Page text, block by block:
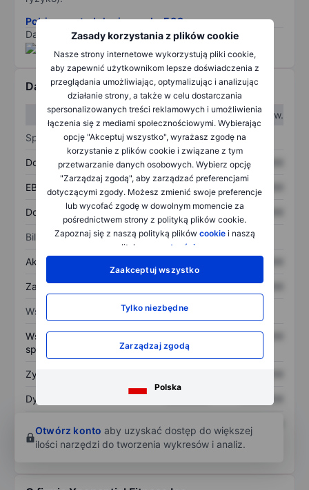
Zasady korzystania z plików cookie
Nasze strony internetowe wykorzystują pliki cookie,
aby zapewnić użytkownikom lepsze doświadczenia z
przeglądania umożliwiając, optymalizując i analizując
działanie strony, a także w celu dostarczania
spersonalizowanych treści reklamowych i umożliwienia
łączenia się z mediami społecznościowymi. Wybierając
opcję "Akceptuj wszystko", wyrażasz zgodę na
korzystanie z plików cookie i związane z tym
przetwarzanie danych osobowych. Wybierz opcję
"Zarządzaj zgodą", aby zarządzać preferencjami
dotyczącymi zgody. Możesz zmienić swoje preferencje
lub wycofać zgodę w dowolnym momencie za
pośrednictwem strony z polityką plików cookie.
Zapoznaj się z naszą polityką plików cookiei naszą
polityką
prywatności
Zaakceptuj wszystko
Tylko niezbędne
Zarządzaj zgodą
Polska
Pobierz metodologię ryzyka ESG.
Dane dostarczone przez
/
Dane finansowe
W I kw.
W II kw.
Sprawozdanie z zysków
Dochód XXXXXXX XXXXXXX
EBITDA XXXXXXX XXXXXXX
Dochód netto XXXXXXX XXXXXXX
Bilans
Aktywa ogółem XXXXXXX
Zadłużenie ogółem XXXXXXX XXXXXXX
Wskaźniki
Współczynnik cena do
sprzedaży
XXXXXXX XXXXXXX
Zysk na akcję
Dywidenda na akcję
własnego
Otwórz konto aby uzyskać dostęp do większej
ilości narzędzi do tworzenia wykresów i analiz.